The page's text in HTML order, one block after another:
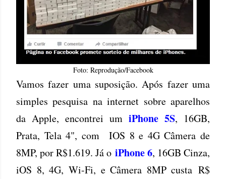
Foto: Reprodução/Facebook
Vamos fazer uma suposição. Após fazer uma
simples pesquisa na internet sobre aparelhos
da Apple, encontrei um iPhone 5S, 16GB,
Prata, Tela 4", com IOS 8 e 4G Câmera de
8MP, por R$1.619. Já o iPhone 6, 16GB Cinza,
iOS 8, 4G, Wi-Fi, e Câmera 8MP custa R$